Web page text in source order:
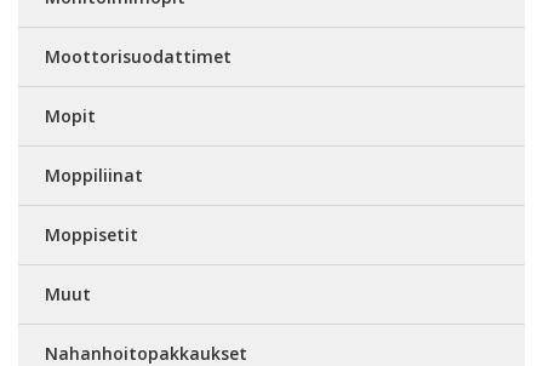
Moottorisuodattimet
Mopit
Moppiliinat
Moppisetit
Muut
Nahanhoitopakkaukset